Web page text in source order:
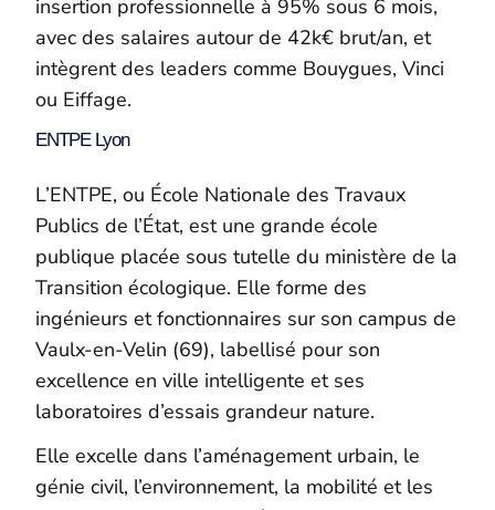
insertion professionnelle à 95% sous 6 mois,
avec des salaires autour de 42k€ brut/an, et
intègrent des leaders comme Bouygues, Vinci
ou Eiffage.
ENTPE Lyon
L’ENTPE, ou École Nationale des Travaux
Publics de l’État, est une grande école
publique placée sous tutelle du ministère de la
Transition écologique. Elle forme des
ingénieurs et fonctionnaires sur son campus de
Vaulx-en-Velin (69), labellisé pour son
excellence en ville intelligente et ses
laboratoires d’essais grandeur nature.
Elle excelle dans l’aménagement urbain, le
génie civil, l’environnement, la mobilité et les